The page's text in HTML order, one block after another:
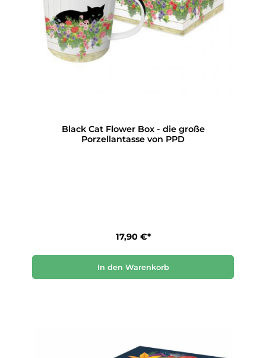
Black Cat Flower Box - die große
Porzellantasse von PPD
17,90 €*
In den Warenkorb